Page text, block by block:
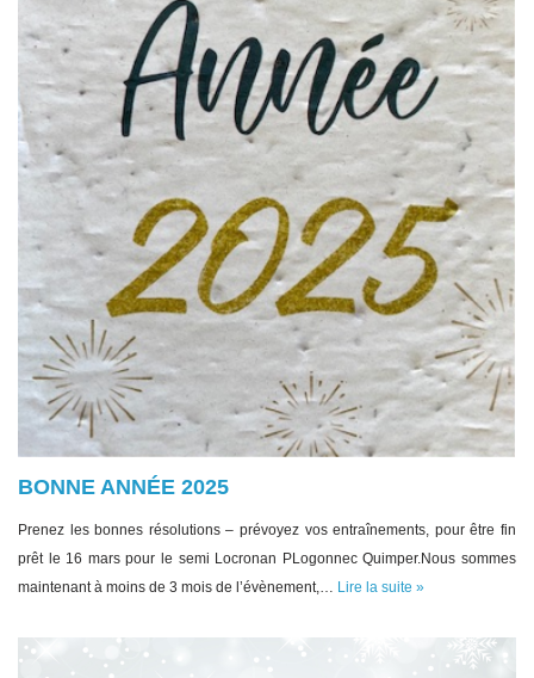
BONNE ANNÉE 2025
Prenez les bonnes résolutions – prévoyez vos entraînements, pour être fin
prêt le 16 mars pour le semi Locronan PLogonnec Quimper.Nous sommes
maintenant à moins de 3 mois de l’évènement,… Lire la suite »